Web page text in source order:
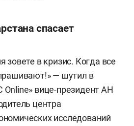
спасает
зовете в кризис. Когда все
— шутил в
вице-президент АН
центра
исследований